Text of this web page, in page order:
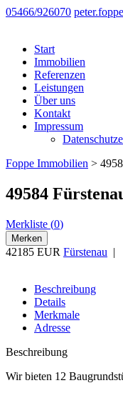
05466/926070
Start
Immobilien
Referenzen
Leistungen
Über uns
Kontakt
Impressum
Foppe Immobilien >
49584
Merkliste (0)
Merken
42185 EUR Fürstenau |
Beschreibung
Details
Merkmale
Adresse
Beschreibung
Wir bieten 12